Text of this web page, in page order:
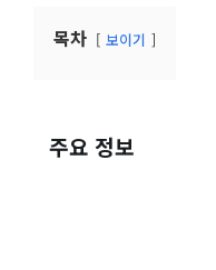
목차 보이기
주요 정보